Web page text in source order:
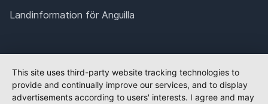
Landinformation för Anguilla
This site uses third-party website tracking technologies to
provide and continually improve our services, and to display
advertisements according to users' interests. I agree and may